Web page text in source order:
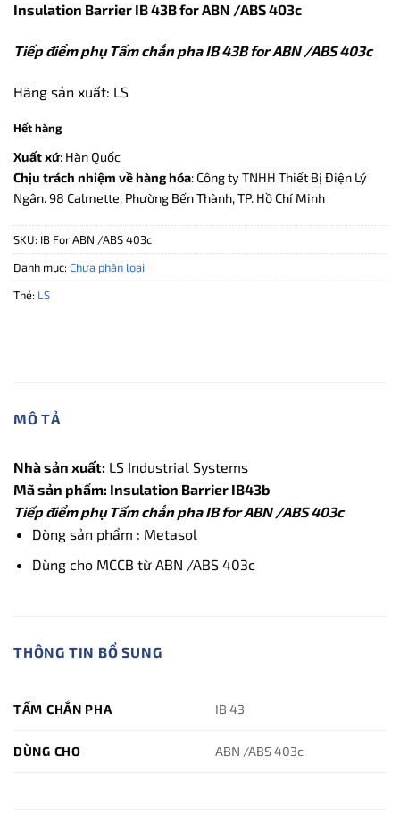
là:
32.000 ₫.
tại
là:
17.600 ₫.
Insulation Barrier IB 43B for ABN /ABS 403c
Tiếp điểm phụ Tấm chắn pha IB 43B for ABN /ABS 403c
Hãng sản xuất: LS
Hết hàng
Xuất xứ: Hàn Quốc
Chịu trách nhiệm về hàng hóa: Công ty TNHH Thiết Bị Điện Lý
Ngân. 98 Calmette, Phường Bến Thành, TP. Hồ Chí Minh
SKU: IB For ABN /ABS 403c
Danh mục: Chưa phân loại
Thẻ: LS
MÔ TẢ
Nhà sản xuất: LS Industrial Systems
Mã sản phẩm: Insulation Barrier IB43b
Tiếp điểm phụ Tấm chắn pha IB for ABN /ABS 403c
Dòng sản phẩm : Metasol
Dùng cho MCCB từ ABN /ABS 403c
THÔNG TIN BỔ SUNG
TẤM CHẮN PHA IB 43
DÙNG CHO ABN /ABS 403c